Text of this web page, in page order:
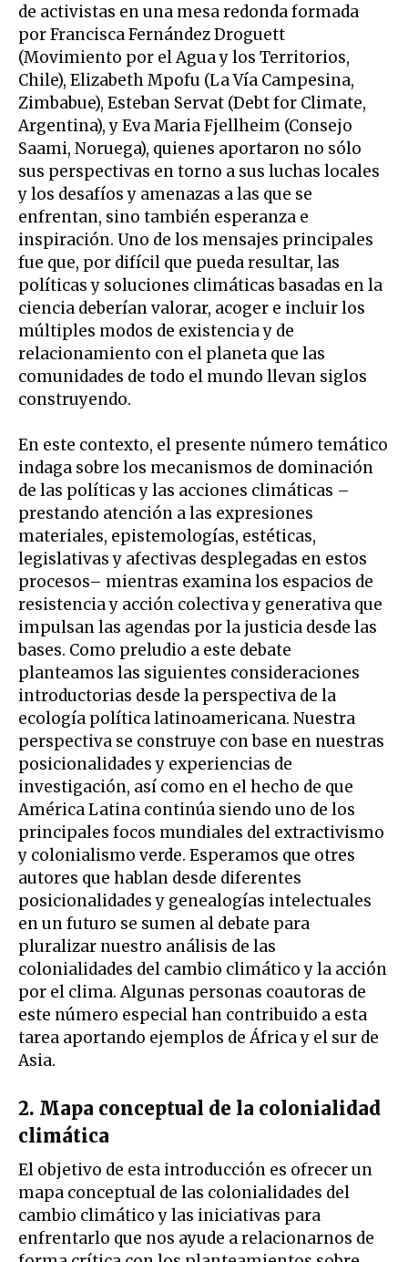
de activistas en una mesa redonda formada
por Francisca Fernández Droguett
(Movimiento por el Agua y los Territorios,
Chile), Elizabeth Mpofu (La Vía Campesina,
Zimbabue), Esteban Servat (Debt for Climate,
Argentina), y Eva Maria Fjellheim (Consejo
Saami, Noruega), quienes aportaron no sólo
sus perspectivas en torno a sus luchas locales
y los desafíos y amenazas a las que se
enfrentan, sino también esperanza e
inspiración. Uno de los mensajes principales
fue que, por difícil que pueda resultar, las
políticas y soluciones climáticas basadas en la
ciencia deberían valorar, acoger e incluir los
múltiples modos de existencia y de
relacionamiento con el planeta que las
comunidades de todo el mundo llevan siglos
construyendo.
En este contexto, el presente número temático
indaga sobre los mecanismos de dominación
de las políticas y las acciones climáticas –
prestando atención a las expresiones
materiales, epistemologías, estéticas,
legislativas y afectivas desplegadas en estos
procesos– mientras examina los espacios de
resistencia y acción colectiva y generativa que
impulsan las agendas por la justicia desde las
bases. Como preludio a este debate
planteamos las siguientes consideraciones
introductorias desde la perspectiva de la
ecología política latinoamericana. Nuestra
perspectiva se construye con base en nuestras
posicionalidades y experiencias de
investigación, así como en el hecho de que
América Latina continúa siendo uno de los
principales focos mundiales del extractivismo
y colonialismo verde. Esperamos que otres
autores que hablan desde diferentes
posicionalidades y genealogías intelectuales
en un futuro se sumen al debate para
pluralizar nuestro análisis de las
colonialidades del cambio climático y la acción
por el clima. Algunas personas coautoras de
este número especial han contribuido a esta
tarea aportando ejemplos de África y el sur de
Asia.
2. Mapa conceptual de la colonialidad
climática
El objetivo de esta introducción es ofrecer un
mapa conceptual de las colonialidades del
cambio climático y las iniciativas para
enfrentarlo que nos ayude a relacionarnos de